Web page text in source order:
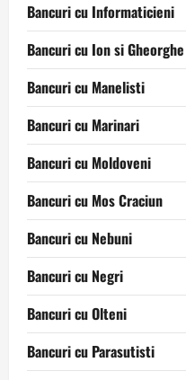
Bancuri cu Informaticieni
Bancuri cu Ion si Gheorghe
Bancuri cu Manelisti
Bancuri cu Marinari
Bancuri cu Moldoveni
Bancuri cu Mos Craciun
Bancuri cu Nebuni
Bancuri cu Negri
Bancuri cu Olteni
Bancuri cu Parasutisti